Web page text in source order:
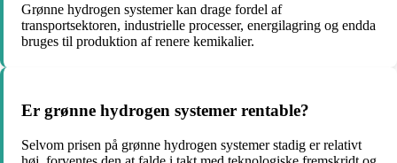
Grønne hydrogen systemer kan drage fordel af
transportsektoren, industrielle processer, energilagring og endda
bruges til produktion af renere kemikalier.
Er grønne hydrogen systemer rentable?
Selvom prisen på grønne hydrogen systemer stadig er relativt